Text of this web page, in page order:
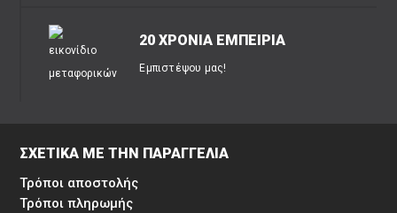
20 ΧΡΟΝΙΑ ΕΜΠΕΙΡΙΑ
Εμπιστέψου μας!
ΣΧΕΤΙΚΑ ΜΕ ΤΗΝ ΠΑΡΑΓΓΕΛΙΑ
Τρόποι αποστολής
Τρόποι πληρωμής